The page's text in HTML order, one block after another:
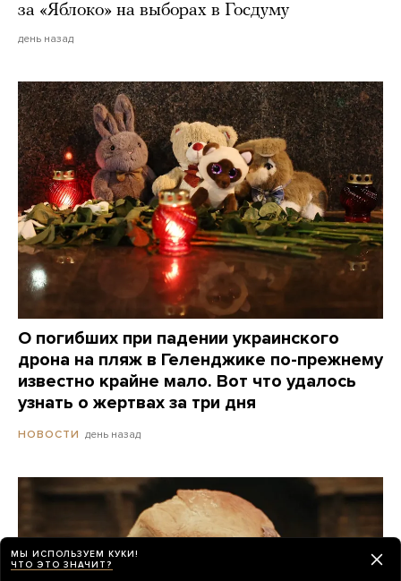
за «Яблоко» на выборах в Госдуму
день назад
О погибших при падении украинского
дрона на пляж в Геленджике по-прежнему
известно крайне мало. Вот что удалось
узнать о жертвах за три дня
НОВОСТИ день назад
МЫ ИСПОЛЬЗУЕМ КУКИ!
ЧТО ЭТО ЗНАЧИТ?